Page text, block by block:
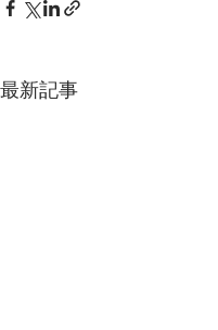
最新記事